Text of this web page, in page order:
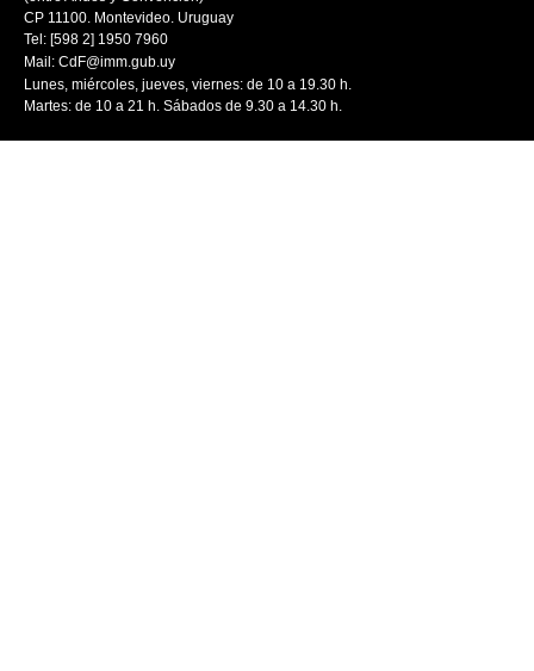
CP 11100. Montevideo. Uruguay
Tel: [598 2] 1950 7960
Mail: CdF@imm.gub.uy
Lunes, miércoles, jueves, viernes: de 10 a 19.30 h.
Martes: de 10 a 21 h. Sábados de 9.30 a 14.30 h.